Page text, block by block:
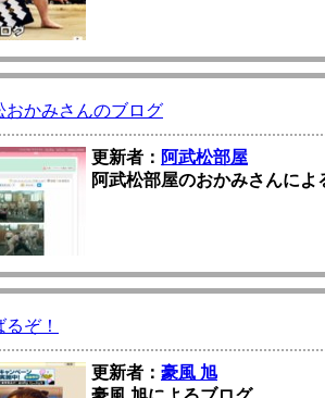
おかみさんのブログ
更新者： 阿武松部屋
阿武松部屋のおかみさんによ
ぞ！
更新者： 豪風 旭